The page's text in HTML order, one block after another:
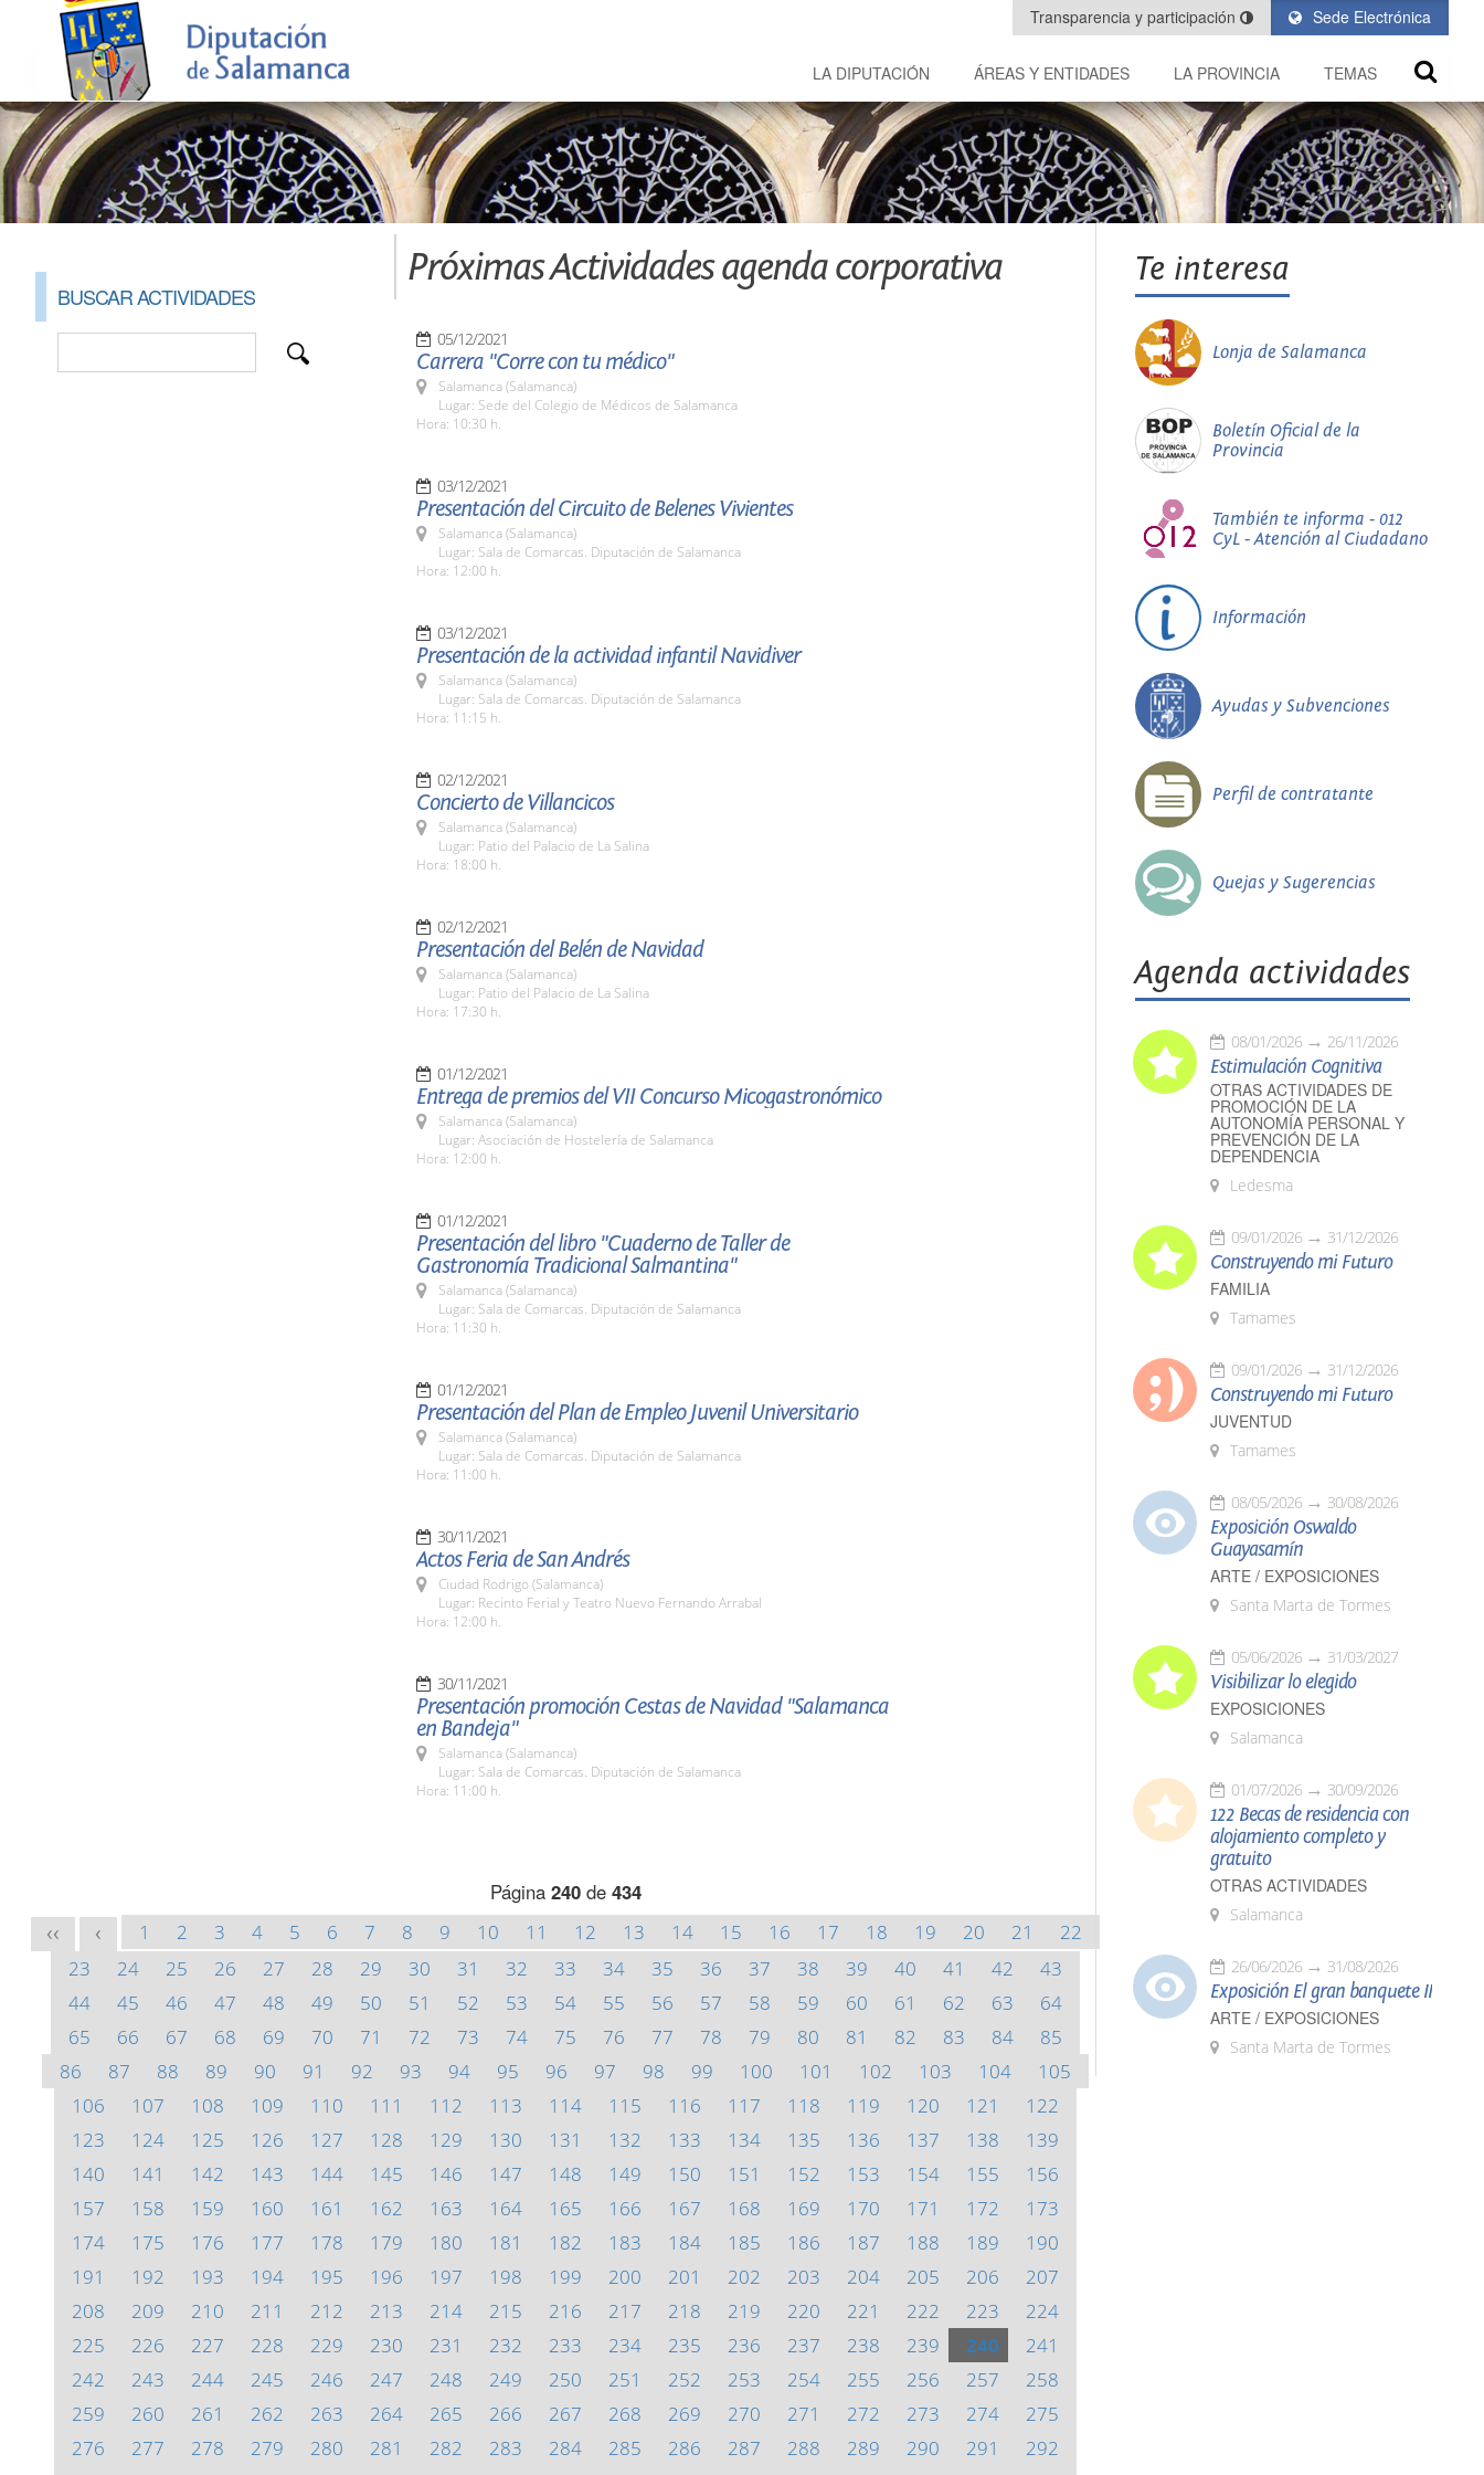
Sede Electrónica
Transparencia y participación
LA DIPUTACIÓN ÁREAS Y ENTIDADES LA PROVINCIA TEMAS
BUSCAR ACTIVIDADES
Próximas Actividades agenda corporativa
05/12/2021
Carrera "Corre con tu médico"
Salamanca (Salamanca)
Lugar: Sede del Colegio de Médicos de Salamanca
Hora: 10:30 h.
03/12/2021
Presentación del Circuito de Belenes Vivientes
Salamanca (Salamanca)
Lugar: Sala de Comarcas. Diputación de Salamanca
Hora: 12:00 h.
03/12/2021
Presentación de la actividad infantil Navidiver
Salamanca (Salamanca)
Lugar: Sala de Comarcas. Diputación de Salamanca
Hora: 11:15 h.
02/12/2021
Concierto de Villancicos
Salamanca (Salamanca)
Lugar: Patio del Palacio de La Salina
Hora: 18:00 h.
02/12/2021
Presentación del Belén de Navidad
Salamanca (Salamanca)
Lugar: Patio del Palacio de La Salina
Hora: 17:30 h.
01/12/2021
Entrega de premios del VII Concurso Micogastronómico
Salamanca (Salamanca)
Lugar: Asociación de Hostelería de Salamanca
Hora: 12:00 h.
01/12/2021
Presentación del libro "Cuaderno de Taller de
Gastronomía Tradicional Salmantina"
Salamanca (Salamanca)
Lugar: Sala de Comarcas. Diputación de Salamanca
Hora: 11:30 h.
01/12/2021
Presentación del Plan de Empleo Juvenil Universitario
Salamanca (Salamanca)
Lugar: Sala de Comarcas. Diputación de Salamanca
Hora: 11:00 h.
30/11/2021
Actos Feria de San Andrés
Ciudad Rodrigo (Salamanca)
Lugar: Recinto Ferial y Teatro Nuevo Fernando Arrabal
Hora: 12:00 h.
30/11/2021
Presentación promoción Cestas de Navidad "Salamanca
en Bandeja"
Salamanca (Salamanca)
Lugar: Sala de Comarcas. Diputación de Salamanca
Hora: 11:00 h.
Página 240de 434
<< < 1 2 3 4 5 6 7 8 9 10 11 12 13 14 15 16 17 18 19 20 21
22
23
24 25 26 27 28 29 30 31 32 33 34 35 36 37 38 39 40 41 42
43
44
45 46 47 48 49 50 51 52 53 54 55 56 57 58 59 60 61 62 63
64
65
66 67 68 69 70 71 72 73 74 75 76 77 78 79 80 81 82 83 84
85
86
87 88 89 90 91 92 93 94 95 96 97 98 99 100 101 102 103 104
105
106
107 108 109 110 111 112 113 114 115 116 117 118 119 120 121
122
123
124 125 126 127 128 129 130 131 132 133 134 135 136 137 138
139
140
141 142 143 144 145 146 147 148 149 150 151 152 153 154 155
156
157
158 159 160 161 162 163 164 165 166 167 168 169 170 171 172
173
174
175 176 177 178 179 180 181 182 183 184 185 186 187 188 189
190
191
192 193 194 195 196 197 198 199 200 201 202 203 204 205 206
207
208
209 210 211 212 213 214 215 216 217 218 219 220 221 222 223
224
225
226 227 228 229 230 231 232 233 234 235 236 237 238 239 240
241
242
243 244 245 246 247 248 249 250 251 252 253 254 255 256 257
258
259
260 261 262 263 264 265 266 267 268 269 270 271 272 273 274
275
276
277 278 279 280 281 282 283 284 285 286 287 288 289 290 291
292
Te interesa
Lonja de Salamanca
Boletín Oficial de la
Provincia
También te informa - 012
CyL - Atención al Ciudadano
Información
Ayudas y Subvenciones
Perfil de contratante
Quejas y Sugerencias
Agenda actividades
08/01/2026 26/11/2026
Estimulación Cognitiva
OTRAS ACTIVIDADES DE
PROMOCIÓN DE LA
AUTONOMÍA PERSONAL Y
PREVENCIÓN DE LA
DEPENDENCIA
Ledesma
09/01/2026 31/12/2026
Construyendo mi Futuro
FAMILIA
Tamames
09/01/2026 31/12/2026
Construyendo mi Futuro
JUVENTUD
Tamames
08/05/2026 30/08/2026
Exposición Oswaldo
Guayasamín
ARTE / EXPOSICIONES
Santa Marta de Tormes
05/06/2026 31/03/2027
Visibilizar lo elegido
EXPOSICIONES
Salamanca
01/07/2026 30/09/2026
122 Becas de residencia con
alojamiento completo y
gratuito
OTRAS ACTIVIDADES
Salamanca
26/06/2026 31/08/2026
Exposición El gran banquete II
ARTE / EXPOSICIONES
Santa Marta de Tormes